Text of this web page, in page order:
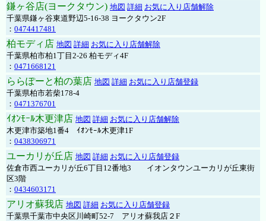
鎌ヶ谷店(ヨークタウン) 地図 詳細 お気に入り店舗解除
千葉県鎌ヶ谷東道野辺5-16-38 ヨークタウン2F
： 0474417481
柏モディ店 地図 詳細 お気に入り店舗解除
千葉県柏市柏1丁目2-26 柏モディ4F
： 0471668121
ららぽーと柏の葉店 地図 詳細 お気に入り店舗登録
千葉県柏市若柴178-4
： 0471376701
ｲｵﾝﾓｰﾙ木更津店 地図 詳細 お気に入り店舗解除
木更津市築地1番4 ｲｵﾝﾓｰﾙ木更津1F
： 0438306971
ユーカリが丘店 地図 詳細 お気に入り店舗登録
佐倉市西ユーカリが丘6丁目12番地3 イオンタウンユーカリが丘東街
区3階
： 0434603171
アリオ蘇我店 地図 詳細 お気に入り店舗登録
千葉県千葉市中央区川崎町52-7 アリオ蘇我店２F